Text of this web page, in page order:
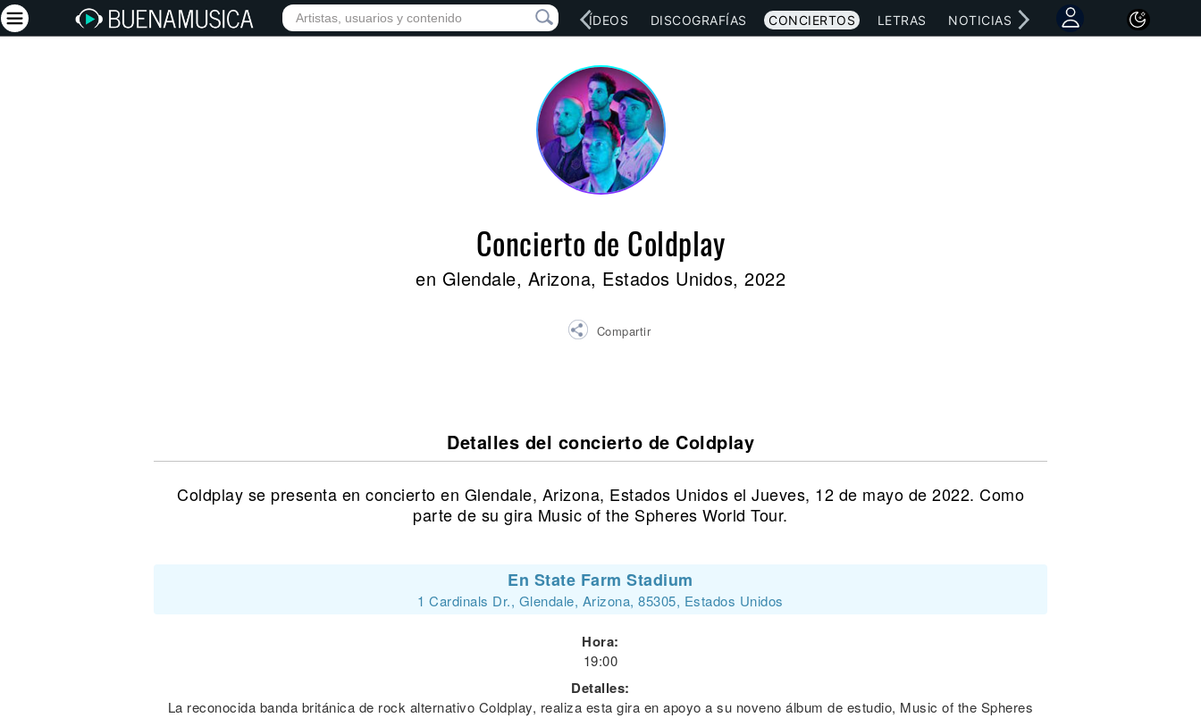
INICIO ARTISTAS RED SOCIAL MÚSICA VÍDEOS DISCOGRAFÍAS CONCIERTOS LETRAS NOTICIAS
Concierto de Coldplay
en Glendale, Arizona, Estados Unidos, 2022
Compartir
Detalles del concierto de Coldplay
Coldplay se presenta en concierto en Glendale, Arizona, Estados Unidos el Jueves, 12 de mayo de 2022. Como
parte de su gira Music of the Spheres World Tour.
En State Farm Stadium
1 Cardinals Dr., Glendale, Arizona, 85305, Estados Unidos
Hora:
19:00
Detalles:
La reconocida banda británica de rock alternativo Coldplay, realiza esta gira en apoyo a su noveno álbum de estudio, Music of the Spheres